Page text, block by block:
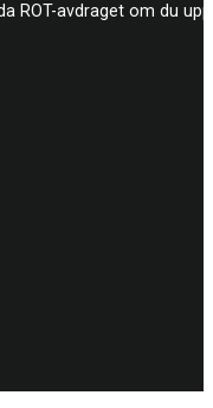
ROT-avdraget om du